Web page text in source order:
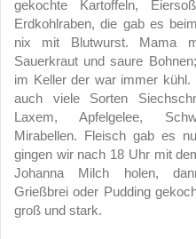
gekochte Kartoffeln,
Erdkohlraben, die gab es
nix mit Blutwurst. Mama
Sauerkraut und saure
im Keller der war immer kühl.
auch viele Sorten
Laxem, Apfelgelee,
Mirabellen. Fleisch gab es
gingen wir nach 18 Uhr mit
Johanna Milch holen,
Grießbrei oder Pudding
groß und stark.